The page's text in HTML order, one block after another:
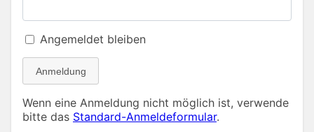
Angemeldet bleiben
Anmeldung
Wenn eine Anmeldung nicht möglich ist, verwende
bitte das Standard-Anmeldeformular.